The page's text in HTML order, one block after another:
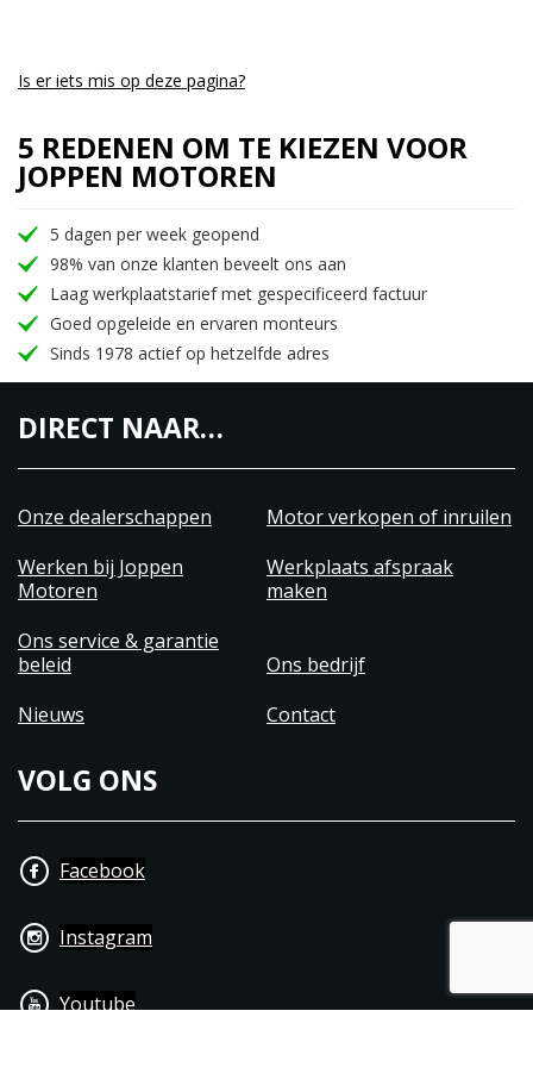
en heeft een ruim assortiment aan MV Agusta’s op
kennis en werkplaats aan boord om MV Agusta tot
een succes te hebben en te houden.
Tot ziens bij Joppen Motoren!
Is er iets mis op deze pagina?
5 REDENEN OM TE KIEZEN VOOR
JOPPEN MOTOREN
5 dagen per week geopend
98% van onze klanten beveelt ons aan
Laag werkplaatstarief met gespecificeerd factuur
Goed opgeleide en ervaren monteurs
Sinds 1978 actief op hetzelfde adres
DIRECT NAAR…
Onze dealerschappen
Motor verkopen of inruilen
Werken bij Joppen
Motoren
Werkplaats afspraak
maken
Ons service & garantie
beleid
Ons bedrijf
Nieuws
Contact
VOLG ONS
Facebook
Instagram
Youtube